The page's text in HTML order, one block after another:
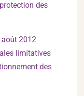
des
2012
limitatives
des